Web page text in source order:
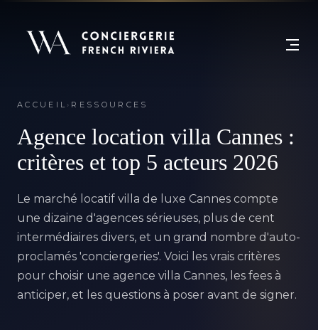
ACCUEIL › RESSOURCES
Agence location villa Cannes :
critères et top 5 acteurs 2026
Le marché locatif villa de luxe Cannes compte
une dizaine d'agences sérieuses, plus de cent
intermédiaires divers, et un grand nombre d'auto-
proclamés 'conciergeries'. Voici les vrais critères
pour choisir une agence villa Cannes, les fees à
anticiper, et les questions à poser avant de signer.